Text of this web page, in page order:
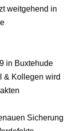
weitgehend in
in Buxtehude
& Kollegen wird
Sicherung